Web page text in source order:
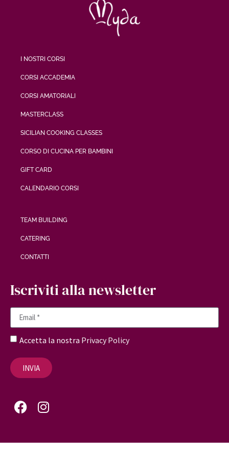
I NOSTRI CORSI
CORSI ACCADEMIA
CORSI AMATORIALI
MASTERCLASS
SICILIAN COOKING CLASSES
CORSO DI CUCINA PER BAMBINI
GIFT CARD
CALENDARIO CORSI
TEAM BUILDING
CATERING
CONTATTI
Iscriviti alla newsletter
Accetta la nostra Privacy Policy
INVIA